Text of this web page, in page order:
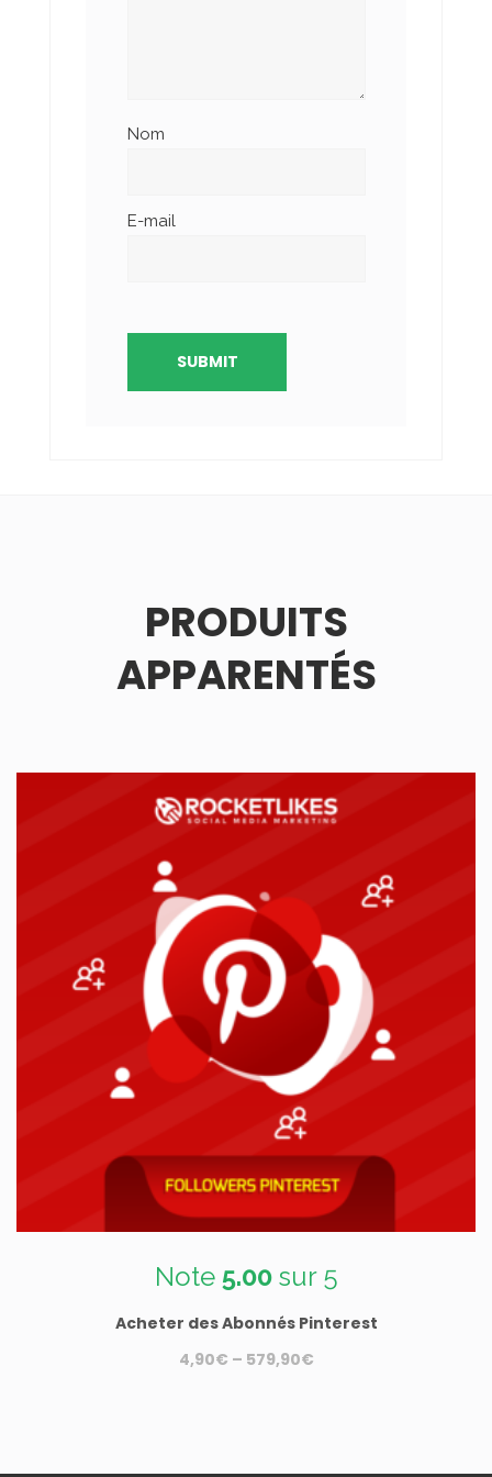
Nom
E-mail
PRODUITS
APPARENTÉS
Note 5.00sur 5
Acheter des Abonnés Pinterest
4,90€ – 579,90€